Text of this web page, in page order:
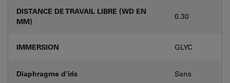
DISTANCE DE TRAVAIL LIBRE (WD EN
MM)
0.30
IMMERSION GLYC
Diaphragme d’iris Sans